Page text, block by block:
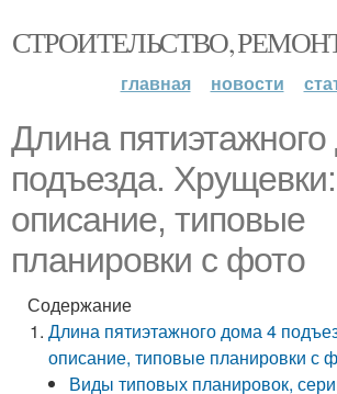
СТРОИТЕЛЬСТВО,
главная новости
Длина
подъезда. Хрущевки:
описание, типовые
планировки с фото
Содержание
Длина пятиэтажного дома 4
описание, типовые планировки с
Виды типовых планировок,